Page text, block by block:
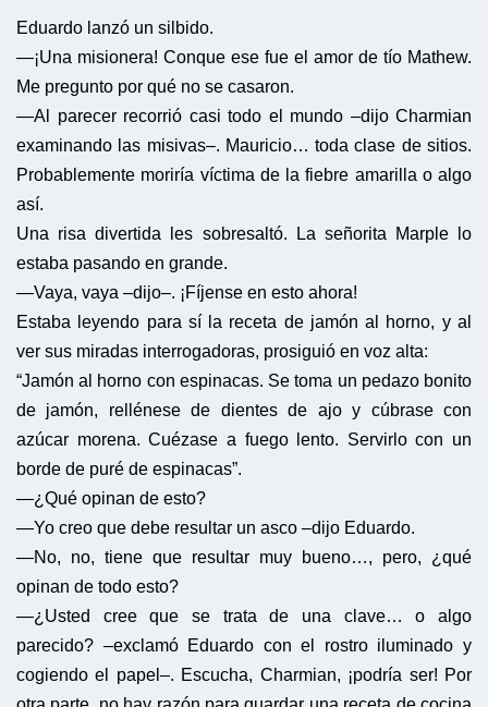
Eduardo lanzó un silbido.
—¡Una misionera! Conque ese fue el amor de tío Mathew.
Me pregunto por qué no se casaron.
—Al parecer recorrió casi todo el mundo –dijo Charmian
examinando las misivas–. Mauricio… toda clase de sitios.
Probablemente moriría víctima de la fiebre amarilla o algo
así.
Una risa divertida les sobresaltó. La señorita Marple lo
estaba pasando en grande.
—Vaya, vaya –dijo–. ¡Fíjense en esto ahora!
Estaba leyendo para sí la receta de jamón al horno, y al
ver sus miradas interrogadoras, prosiguió en voz alta:
“Jamón al horno con espinacas. Se toma un pedazo bonito
de jamón, rellénese de dientes de ajo y cúbrase con
azúcar morena. Cuézase a fuego lento. Servirlo con un
borde de puré de espinacas”.
—¿Qué opinan de esto?
—Yo creo que debe resultar un asco –dijo Eduardo.
—No, no, tiene que resultar muy bueno…, pero, ¿qué
opinan de todo esto?
—¿Usted cree que se trata de una clave… o algo
parecido? –exclamó Eduardo con el rostro iluminado y
cogiendo el papel–. Escucha, Charmian, ¡podría ser! Por